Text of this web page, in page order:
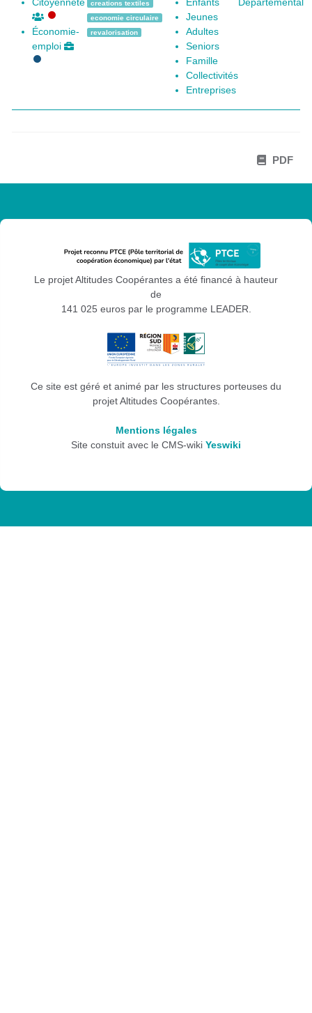
Citoyenneté
Économie-
emploi
creations textiles
economie circulaire
revalorisation
Enfants
Jeunes
Adultes
Seniors
Famille
Collectivités
Entreprises
Départemental
PDF
Le projet Altitudes Coopérantes a été financé à hauteur
de
141 025 euros par le programme LEADER.
Ce site est géré et animé par les structures porteuses du
projet Altitudes Coopérantes.
Mentions légales
Site constuit avec le CMS-wiki Yeswiki